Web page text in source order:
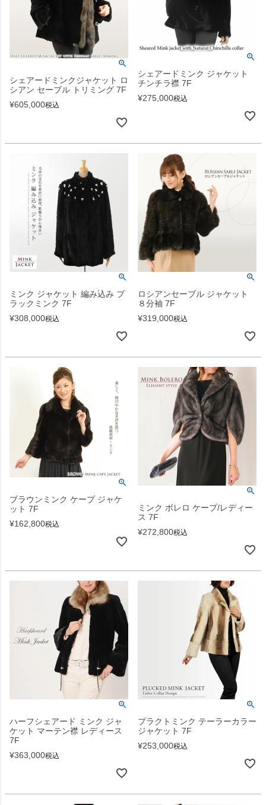
シェアードミンクジャケット ロ
シアン セーブル トリミング 7F
¥605,000税込
シェアードミンク ジャケット
チンチラ襟 7F
¥275,000税込
ミンク ジャケット 編み込み ブ
ラックミンク 7F
¥308,000税込
ロシアンセーブル ジャケット
８分袖 7F
¥319,000税込
ブラウンミンク ケープ ジャケ
ット 7F
¥162,800税込
ミンク ボレロ ケープ/レディー
ス 7F
¥272,800税込
ハーフシェアード ミンク ジャ
ケット マーテン襟 レディース
7F
¥363,000税込
プラクトミンク テーラーカラー
ジャケット 7F
¥253,000税込